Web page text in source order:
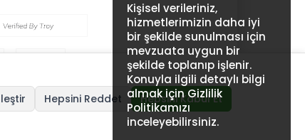
Kişisel verileriniz,
hizmetlerimizin daha iyi
bir şekilde sunulması için
mevzuata uygun bir
şekilde toplanıp işlenir.
Konuyla ilgili detaylı bilgi
almak için Gizlilik
Politikamızı
inceleyebilirsiniz.
Hepsini Reddet Hepsini Kabul Et